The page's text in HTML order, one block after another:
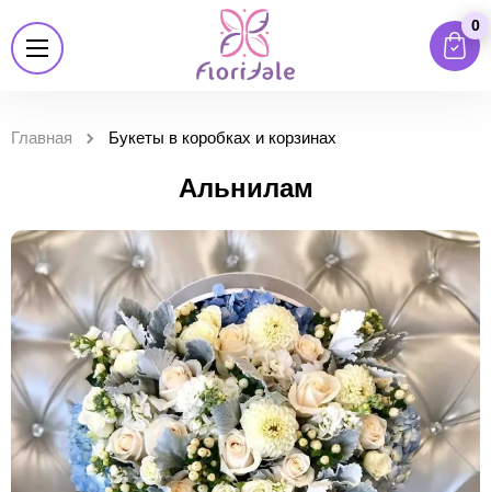
0
Главная Букеты в коробках и корзинах
Альнилам